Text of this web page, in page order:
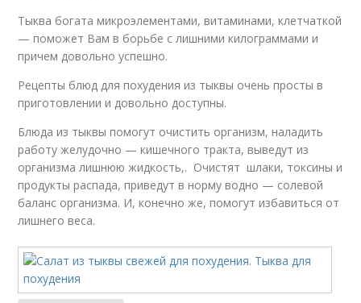
Тыква богата микроэлементами, витаминами, клетчаткой
— поможет Вам в борьбе с лишними килограммами и
причем довольно успешно.
Рецепты блюд для похудения из тыквы очень просты в
приготовлении и довольно доступны.
Блюда из тыквы помогут очистить организм, наладить
работу желудочно — кишечного тракта, выведут из
организма лишнюю жидкость,. Очистят шлаки, токсины и
продукты распада, приведут в норму водно — солевой
баланс организма. И, конечно же, помогут избавиться от
лишнего веса.